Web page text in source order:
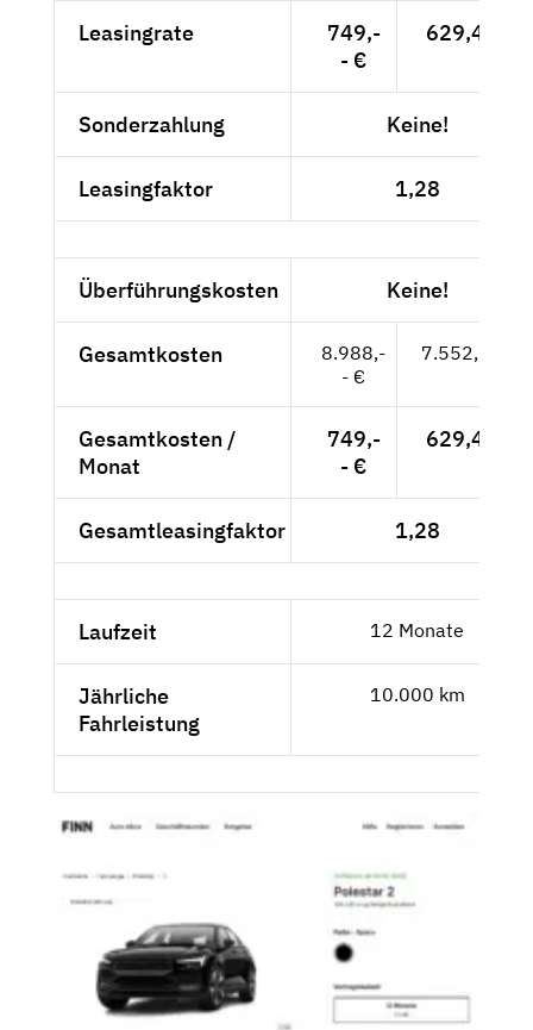
Leasingrate
749,-
- €
629,41 €
Sonderzahlung Keine!
Leasingfaktor 1,28
Überführungskosten Keine!
Gesamtkosten
8.988,-
- €
7.552,94 €
Gesamtkosten /
Monat
749,-
- €
629,41 €
Gesamtleasingfaktor 1,28
Laufzeit 12 Monate
Jährliche
Fahrleistung
10.000 km